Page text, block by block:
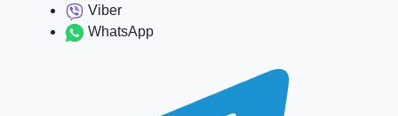
Viber
WhatsApp